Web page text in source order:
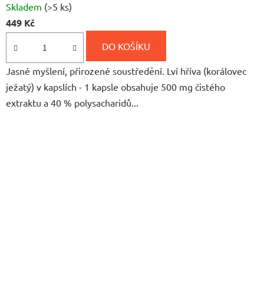
hodnocení
produktu
5,0
z
5
hvězdiček.
Skladem (>5 ks)
449 Kč
DO KOŠÍKU
Jasné myšlení, přirozené soustředění. Lví hříva (korálovec
ježatý) v kapslích - 1 kapsle obsahuje 500 mg čistého
extraktu a 40 % polysacharidů...